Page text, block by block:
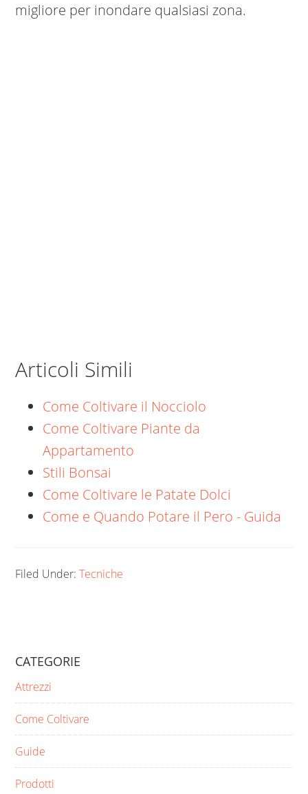
migliore per inondare qualsiasi zona.
Articoli Simili
Come Coltivare il Nocciolo
Come Coltivare Piante da
Appartamento
Stili Bonsai
Come Coltivare le Patate Dolci
Come e Quando Potare il Pero - Guida
Filed Under:Tecniche
CATEGORIE
Attrezzi
Come Coltivare
Guide
Prodotti